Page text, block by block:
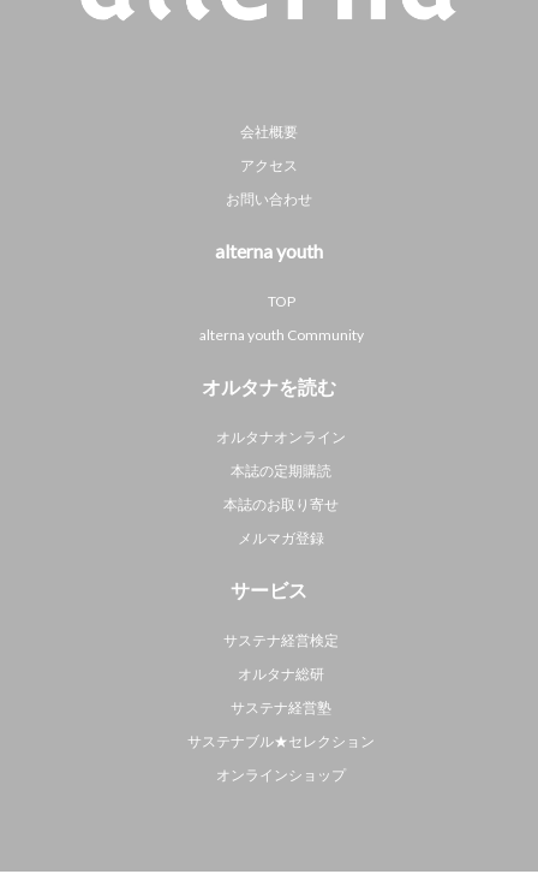
会社概要
アクセス
お問い合わせ
alterna youth
TOP
alterna youth Community
オルタナを読む
オルタナオンライン
本誌の定期購読
本誌のお取り寄せ
メルマガ登録
サービス
サステナ経営検定
オルタナ総研
サステナ経営塾
サステナブル★セレクション
オンラインショップ